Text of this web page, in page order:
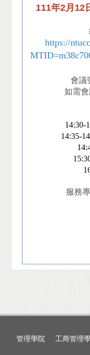
111年2月12
https://
會議
如需
14:30-
14:35-
服務
管理學院 工商管理